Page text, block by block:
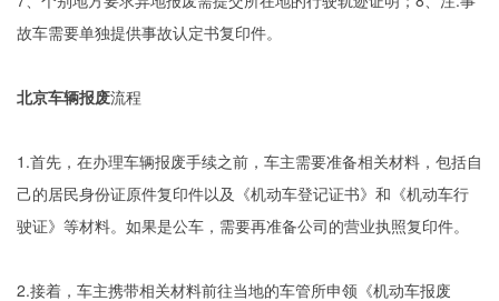
故车需要单独提供事故认定书复印件。
北京车辆报废流程
1.首先，在办理车辆报废手续之前，车主需要准备相关材料，包括自
己的居民身份证原件复印件以及《机动车登记证书》和《机动车行
驶证》等材料。如果是公车，需要再准备公司的营业执照复印件。
2.接着，车主携带相关材料前往当地的车管所申领《机动车报废